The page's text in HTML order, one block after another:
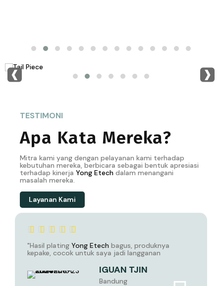
‹ ›
TESTIMONI
Apa Kata Mereka?
Mitra kami yang dengan pelayanan kami terhadap
kebutuhan mereka, berbicara sebagai bentuk apresiasi
terhadap kinerja Yong Etech dalam menangani
masalah mereka.
Layanan Kami
"Hasil plating Yong Etech bagus, produknya
kepake, cocok untuk saya jadi langganan
IGUAN TJIN
Bandung